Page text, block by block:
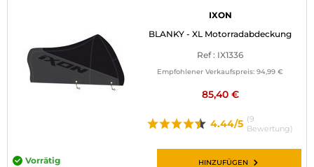
IXON
BLANKY - XL Motorradabdeckung
Ref : IX1336
Empfohlener Verkaufspreis: 94,99 €
85,40 €
4.44/5 (9
Bewertung)
Vorrätig HINZUFÜGEN